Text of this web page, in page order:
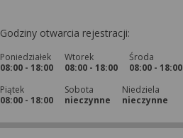
Godziny otwarcia rejestracji:
Poniedziałek
08:00 - 18:00
Wtorek
08:00 - 18:00
Środa
08:00 - 18:00
Piątek
08:00 - 18:00
Sobota
nieczynne
Niedziela
nieczynne